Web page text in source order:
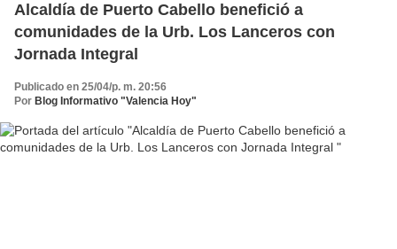
Alcaldía de Puerto Cabello benefició a
comunidades de la Urb. Los Lanceros con
Jornada Integral
Publicado en 25/04/p. m. 20:56
Por Blog Informativo "Valencia Hoy"